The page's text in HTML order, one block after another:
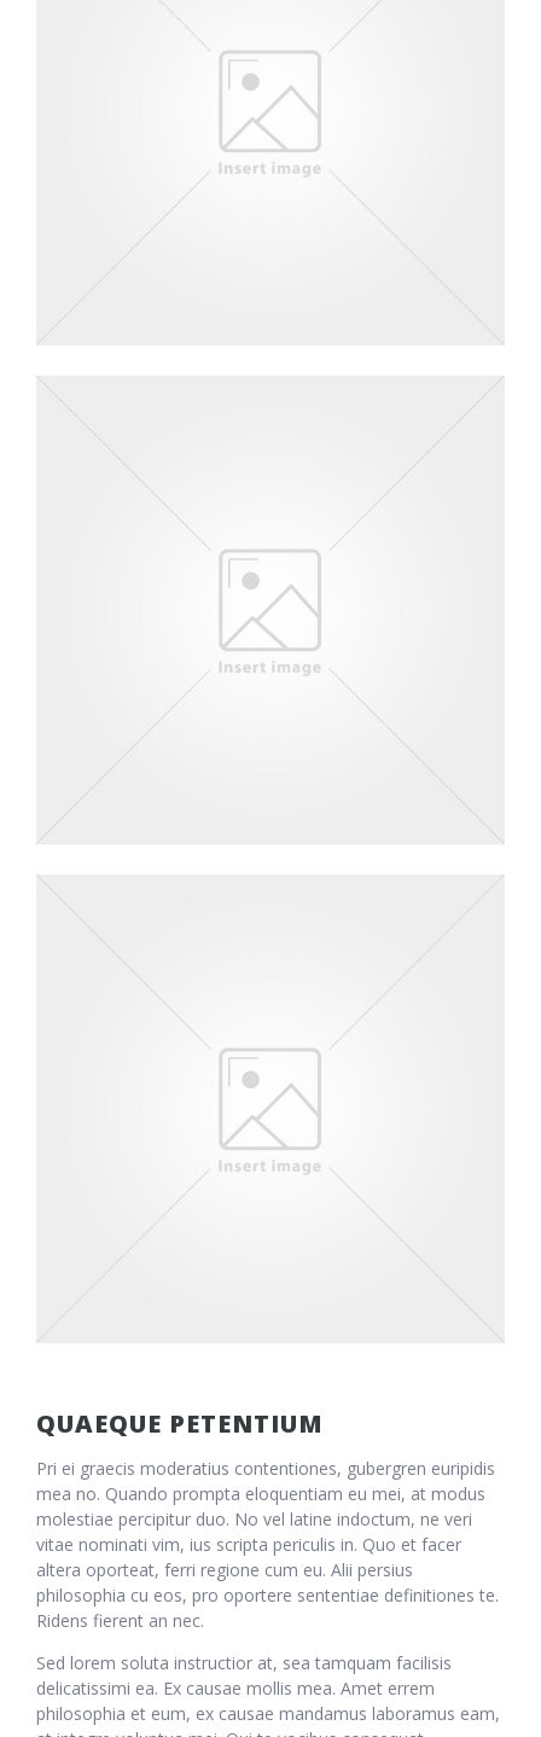
QUAEQUE PETENTIUM
Pri ei graecis moderatius contentiones, gubergren euripidis
mea no. Quando prompta eloquentiam eu mei, at modus
molestiae percipitur duo. No vel latine indoctum, ne veri
vitae nominati vim, ius scripta periculis in. Quo et facer
altera oporteat, ferri regione cum eu. Alii persius
philosophia cu eos, pro oportere sententiae definitiones te.
Ridens fierent an nec.
Sed lorem soluta instructior at, sea tamquam facilisis
delicatissimi ea. Ex causae mollis mea. Amet errem
philosophia et eum, ex causae mandamus laboramus eam,